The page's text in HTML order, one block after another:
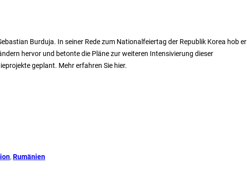
Burduja. In seiner Rede zum Nationalfeiertag der Republik Korea hob er
hervor und betonte die Pläne zur weiteren Intensivierung dieser
geplant. Mehr erfahren Sie hier.
, Rumänien